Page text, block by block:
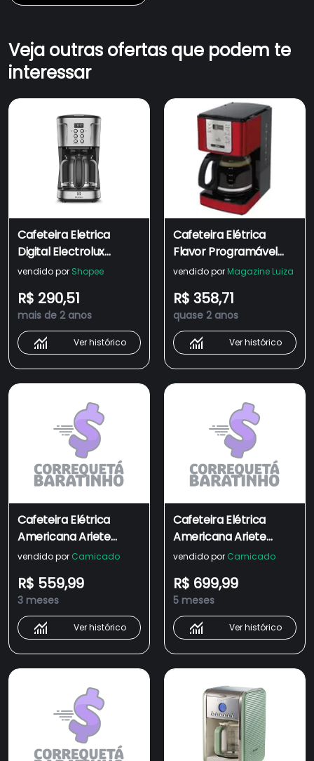
Veja outras ofertas que podem te
interessar
Cafeteira Eletrica
Digital Electrolux
Experience ECM30 1,5
vendido por Shopee
R$ 290,51
mais de 2 anos
Ver histórico
Cafeteira Elétrica
Flavor Programável
Vermelha 4401 1,5L 36
Oster
vendido por Magazine Luiza
R$ 358,71
quase 2 anos
Ver histórico
Cafeteira Elétrica
Americana Ariete
Vintage programável
vendido por Camicado
R$ 559,99
3 meses
Ver histórico
Cafeteira Elétrica
Americana Ariete
Vintage programável
vendido por Camicado
R$ 699,99
5 meses
Ver histórico